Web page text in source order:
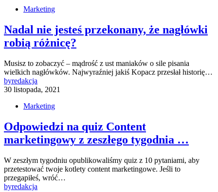
Marketing
Nadal nie jesteś przekonany, że nagłówki
robią różnicę?
Musisz to zobaczyć – mądrość z ust maniaków o sile pisania
wielkich nagłówków. Najwyraźniej jakiś Kopacz przesłał historię…
byredakcja
30 listopada, 2021
Marketing
Odpowiedzi na quiz Content
marketingowy z zeszłego tygodnia …
W zeszłym tygodniu opublikowaliśmy quiz z 10 pytaniami, aby
przetestować twoje kotlety content marketingowe. Jeśli to
przegapiłeś, wróć…
byredakcja